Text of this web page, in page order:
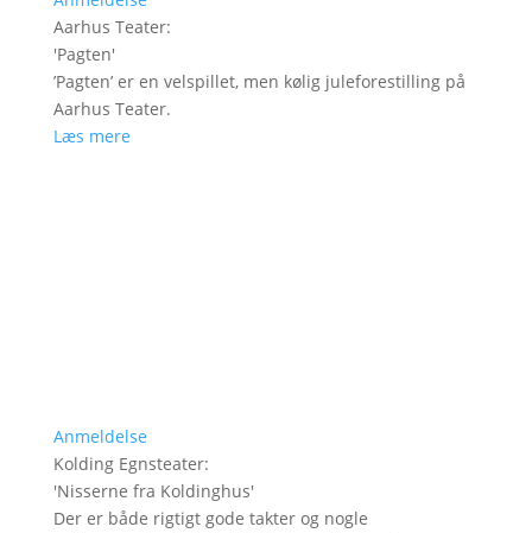
Aarhus Teater:
'Pagten'
’Pagten’ er en velspillet, men kølig juleforestilling på
Aarhus Teater.
Læs mere
Anmeldelse
Kolding Egnsteater:
'Nisserne fra Koldinghus'
Der er både rigtigt gode takter og nogle